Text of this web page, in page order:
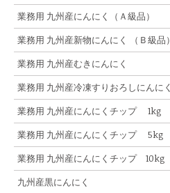
業務用 九州産にんにく（Ａ級品）
業務用 九州産新物にんにく （Ｂ級品）
業務用 九州産むきにんにく
業務用 九州産冷凍すりおろしにんにく
業務用 九州産にんにくチップ 1kg
業務用 九州産にんにくチップ 5kg
業務用 九州産にんにくチップ 10kg
九州産黒にんにく